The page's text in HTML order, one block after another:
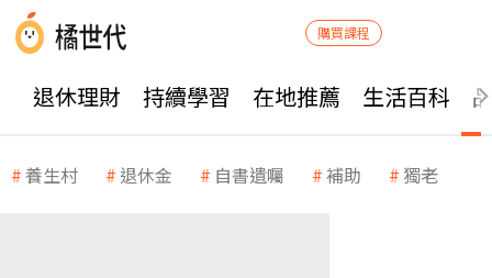
購買課程
退休理財 持續學習 在地推薦 生活百科
養生村 退休金 自書遺囑 補助 獨老